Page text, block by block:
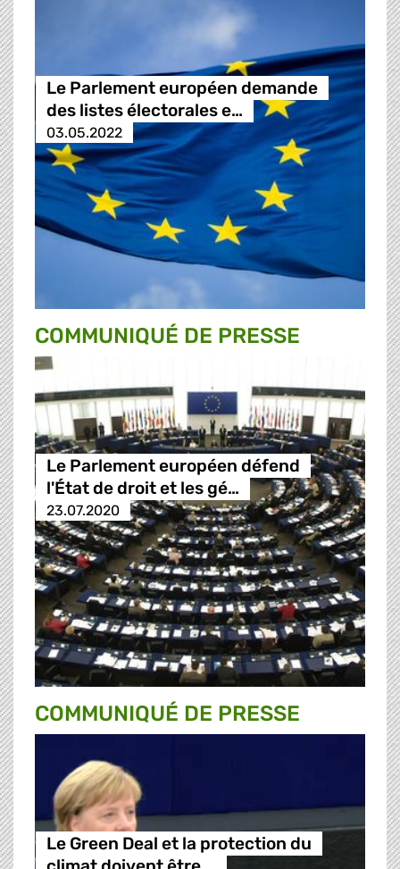
Le Parlement européen demande
des listes électorales e…
03.05.2022
COMMUNIQUÉ DE PRESSE
Le Parlement européen défend
l'État de droit et les gé…
23.07.2020
COMMUNIQUÉ DE PRESSE
Le Green Deal et la protection du